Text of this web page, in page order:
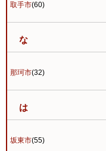
取手市(60)
な
那珂市(32)
は
坂東市(55)